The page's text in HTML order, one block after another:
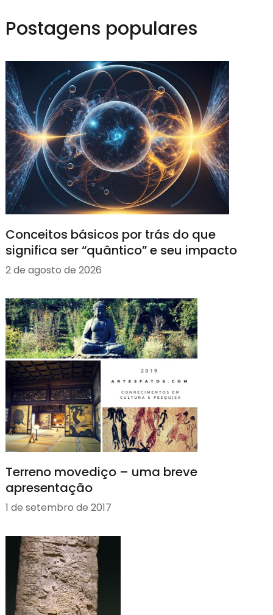
Postagens populares
Conceitos básicos por trás do que
significa ser “quântico” e seu impacto
2 de agosto de 2026
Terreno movediço – uma breve
apresentação
1 de setembro de 2017